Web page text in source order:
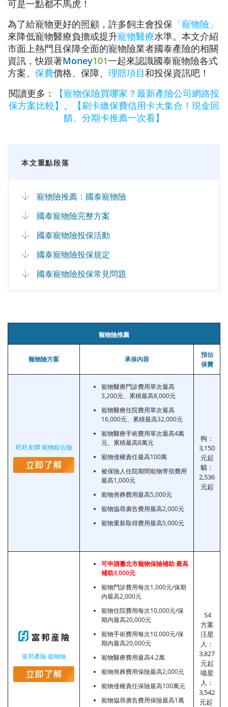
可是一點都不馬虎！
為了給寵物更好的照顧，許多飼主會投保 「寵物險」
來降低寵物醫療負擔或提升寵物醫療水準。本文介紹
市面上熱門且保障全面的寵物險業者國泰產險的相關
資訊，快跟著Money101一起來認識國泰寵物險各式
方案、 保費價格、保障、 理賠項目和投保資訊吧！
閱讀更多：
【寵物保險買哪家？最新產險公司網路投
保方案比較】 、
【刷卡繳保費信用卡大集合！現金回
饋、分期卡推薦一次看】
本文重點段落
寵物險推薦：國泰寵物險
國泰寵物險完整方案
國泰寵物險投保活動
國泰寵物險投保規定
國泰寵物險投保常見問題
寵物險推薦
寵物險方案 承保內容
預估
保費
旺旺友聯 寵物綜合險
寵物醫療門診費用單次最高
3,200元、累積最高8,000元
寵物醫療住院費用單次最高
16,000元、累積最高32,000元
寵物醫療手術費用單次最高4萬
元、累積最高8萬元
寵物侵權責任最高100萬
被保險人住院期間寵物寄宿費用
最高1,000元
寵物喪葬費用最高5,000元
寵物協尋廣告費用最高2,000元
寵物重新取得費用最高5,000元
狗：
3,150
元起
貓：
2,536
元起
富邦產險 寵物險
可申請臺北市寵物保險補助 最高
補助3,000元
寵物門診費用每次1,000元/保期
內最高2,000元
寵物住院費用每次10,000元/保
期內最高20,000元
寵物手術費用每次10,000元/保
期內最高20,000元
寵物醫療費用最高4.2萬
寵物喪葬費用保險最高2,000元
寵物侵權責任保險最高100萬元
寵物協尋廣告費用保險最高1萬
S4
方案
汪星
人：
3,827
元起
喵星
人：
3,542
元起